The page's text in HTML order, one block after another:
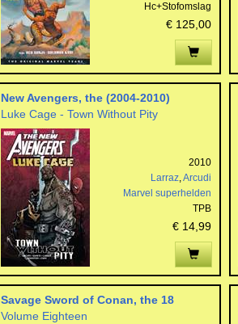
Hc+Stofomslag
€ 125,00
New Avengers, the (2004-2010)
Luke Cage - Town Without Pity
2010
Larraz,Arcudi
Marvel superhelden
TPB
€ 14,99
Savage Sword of Conan, the 18
Volume Eighteen